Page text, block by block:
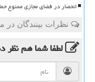
انحصار در فضای مجازی ممنوع
نظرات بینندگان
لطفا شما همنظر